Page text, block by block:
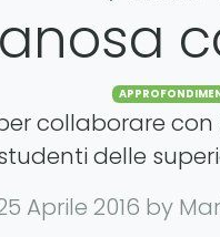
collaborare
delle
Aprile 2016 by